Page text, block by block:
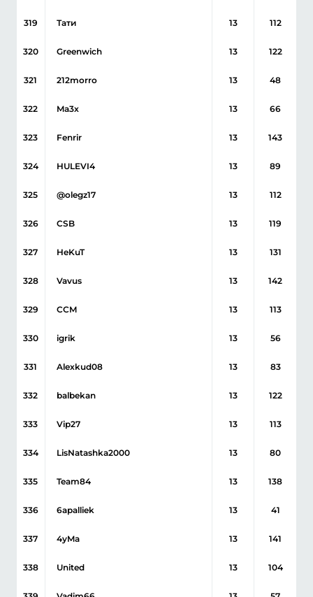
319 Тати 13 112
320 Greenwich 13 122
321 212morro 13 48
322 Ma3x 13 66
323 Fenrir 13 143
324 HULEVI4 13 89
325 @olegz17 13 112
326 CSB 13 119
327 HeKuT 13 131
328 Vavus 13 142
329 ССМ 13 113
330 igrik 13 56
331 Alexkud08 13 83
332 balbekan 13 122
333 Vip27 13 113
334 LisNatashka2000 13 80
335 Team84 13 138
336 6apalliek 13 41
337 4yMa 13 141
338 United 13 104